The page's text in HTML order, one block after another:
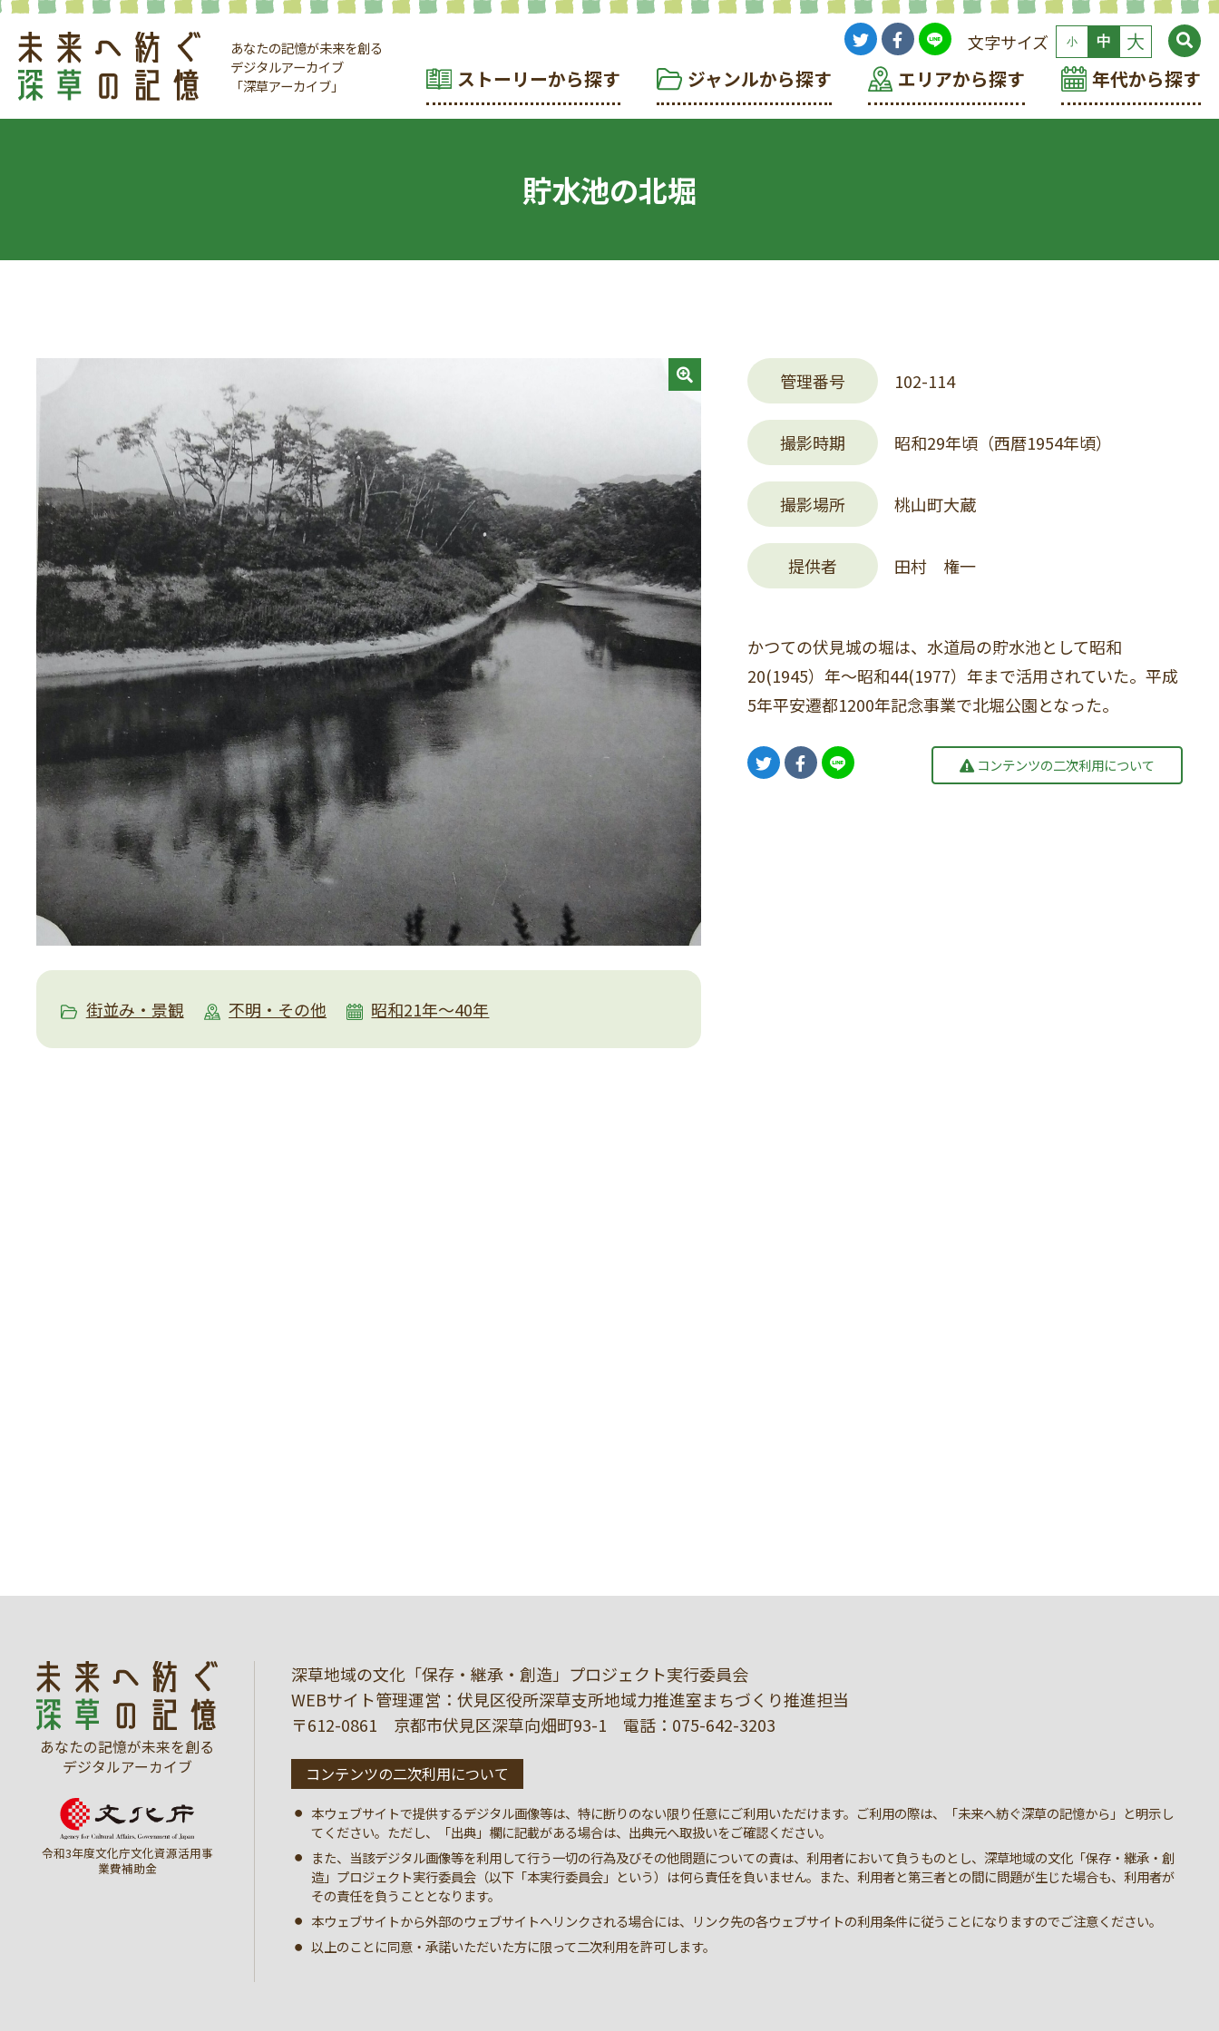
あなたの記憶が未来を創る
デジタルアーカイブ
「深草アーカイブ」
文字サイズ 小 中 大
ストーリーから探す ジャンルから探す エリアから探す 年代から探す
貯水池の北堀
街並み・景観 不明・その他 昭和21年～40年
管理番号 102-114
撮影時期 昭和29年頃（西暦1954年頃）
撮影場所 桃山町大蔵
提供者 田村 権一
かつての伏見城の堀は、水道局の貯水池として昭和
20(1945）年～昭和44(1977）年まで活用されていた。平成
5年平安遷都1200年記念事業で北堀公園となった。
コンテンツの二次利用について
あなたの記憶が未来を創る
デジタルアーカイブ
令和3年度文化庁文化資源活用事
業費補助金
深草地域の文化「保存・継承・創造」プロジェクト実行委員会
WEBサイト管理運営：伏見区役所深草支所地域力推進室まちづくり推進担当
〒612-0861 京都市伏見区深草向畑町93-1 電話： 075-642-3203
コンテンツの二次利用について
本ウェブサイトで提供するデジタル画像等は、特に断りのない限り任意にご利用いただけます。ご利用の際は、「未来へ紡ぐ深草の記憶から」と明示し
てください。ただし、「出典」欄に記載がある場合は、出典元へ取扱いをご確認ください。
また、当該デジタル画像等を利用して行う一切の行為及びその他問題についての責は、利用者において負うものとし、深草地域の文化「保存・継承・創
造」プロジェクト実行委員会（以下「本実行委員会」という）は何ら責任を負いません。また、利用者と第三者との間に問題が生じた場合も、利用者が
その責任を負うこととなります。
本ウェブサイトから外部のウェブサイトへリンクされる場合には、リンク先の各ウェブサイトの利用条件に従うことになりますのでご注意ください。
以上のことに同意・承諾いただいた方に限って二次利用を許可します。